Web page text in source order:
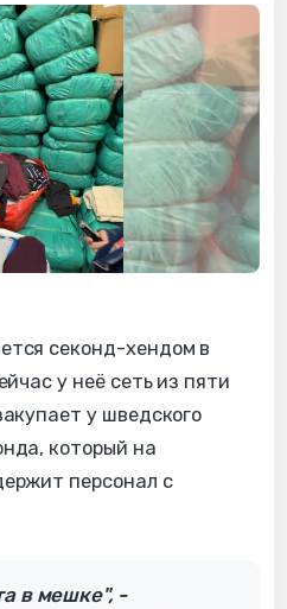
секонд-хендом в
у неё сеть из пяти
у шведского
который на
персонал с
в мешке", -